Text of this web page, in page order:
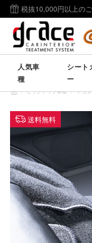
税抜10,000円以上の
人気車
種
シート
ー
/ ピックアップ車種 / トヨタ
送料無料